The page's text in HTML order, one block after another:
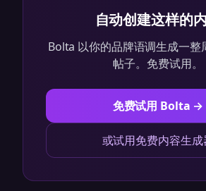
自动创建这样的
Bolta 以你的品牌语调生成一整
帖子。免费试用。
免费试用 Bolta →
或试用免费内容生成